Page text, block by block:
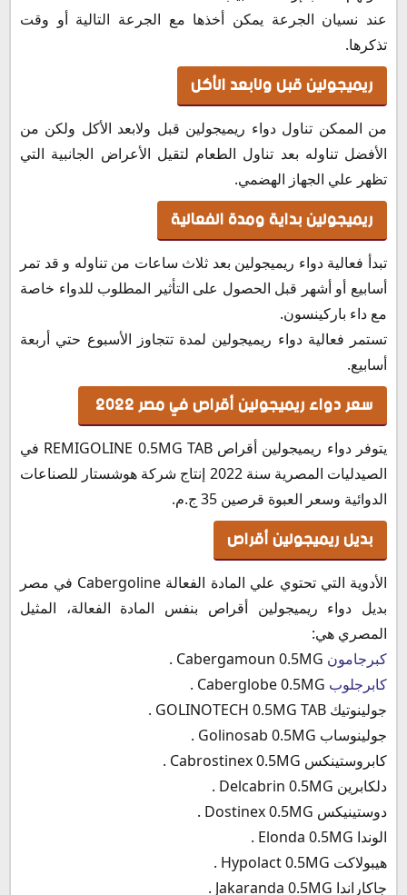
عند نسيان الجرعة يمكن أخذها مع الجرعة التالية أو وقت
تذكرها.
ريميجولين قبل ولابعد الأكل
من الممكن تناول دواء ريميجولين قبل ولابعد الأكل ولكن من
الأفضل تناوله بعد تناول الطعام لتقيل الأعراض الجانبية التي
تظهر علي الجهاز الهضمي.
ريميجولين بداية ومدة الفعالية
تبدأ فعالية دواء ريميجولين بعد ثلاث ساعات من تناوله و قد تمر
أسابيع أو أشهر قبل الحصول على التأثير المطلوب للدواء خاصة
مع داء باركينسون.
تستمر فعالية دواء ريميجولين لمدة تتجاوز الأسبوع حتي أربعة
أسابيع.
سعر دواء ريميجولين أقراص في مصر 2022
يتوفر دواء ريميجولين أقراص REMIGOLINE 0.5MG TAB في
الصيدليات المصرية سنة 2022 إنتاج شركة هوشستار للصناعات
الدوائية وسعر العبوة قرصين 35 ج.م.
بديل ريميجولين أقراص
الأدوية التي تحتوي علي المادة الفعالة Cabergoline في مصر
بديل دواء ريميجولين أقراص بنفس المادة الفعالة، المثيل
المصري هي:
كبرجامون
كابرجلوب
جولينوتيك GOLINOTECH 0.5MG TAB .
جولينوساب Golinosab 0.5MG .
كابروستينكس Cabrostinex 0.5MG .
دلكابرين Delcabrin 0.5MG .
دوستينيكس Dostinex 0.5MG .
الوندا Elonda 0.5MG .
هيبولاكت Hypolact 0.5MG .
جاكاراندا Jakaranda 0.5MG .